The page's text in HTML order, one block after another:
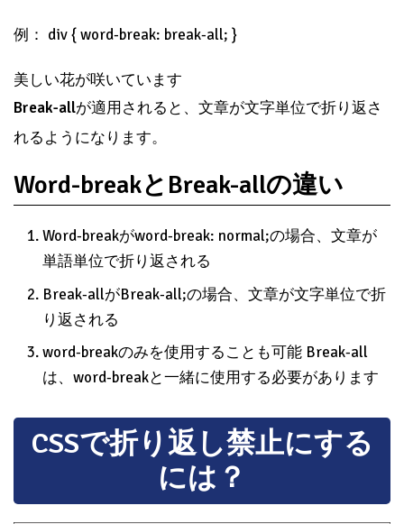
例： div { word-break: break-all; }
美しい花が咲いています
Break-allが適用されると、文章が文字単位で折り返さ
れるようになります。
Word-breakとBreak-allの違い
Word-breakがword-break: normal;の場合、文章が
単語単位で折り返される
Break-allがBreak-all;の場合、文章が文字単位で折
り返される
word-breakのみを使用することも可能 Break-all
は、word-breakと一緒に使用する必要があります
CSSで折り返し禁止にする
には？